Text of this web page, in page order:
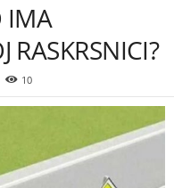
IMA
RASKRSNICI?
10